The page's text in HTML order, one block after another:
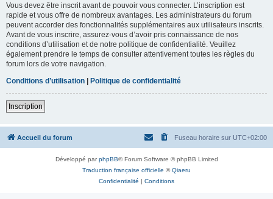
Vous devez être inscrit avant de pouvoir vous connecter. L’inscription est
rapide et vous offre de nombreux avantages. Les administrateurs du forum
peuvent accorder des fonctionnalités supplémentaires aux utilisateurs inscrits.
Avant de vous inscrire, assurez-vous d’avoir pris connaissance de nos
conditions d’utilisation et de notre politique de confidentialité. Veuillez
également prendre le temps de consulter attentivement toutes les règles du
forum lors de votre navigation.
Conditions d’utilisation | Politique de confidentialité
Inscription
Accueil du forum Fuseau horaire sur UTC+02:00
Développé parphpBB® Forum Software © phpBB Limited
Traduction française officielle ©Qiaeru
Confidentialité | Conditions